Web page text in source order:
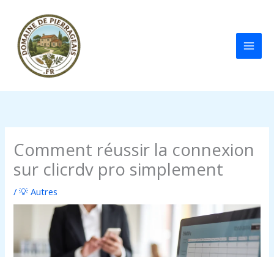
contenu
Comment réussir la connexion
sur clicrdv pro simplement
/💡 Autres